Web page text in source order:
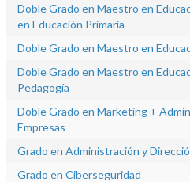
Doble Grado en Maestro en
en Educación Primaria
Doble Grado en Maestro en
Doble Grado en Maestro en
Pedagogía
Doble Grado en Marketing +
Empresas
Grado en Administración y
Grado en Ciberseguridad